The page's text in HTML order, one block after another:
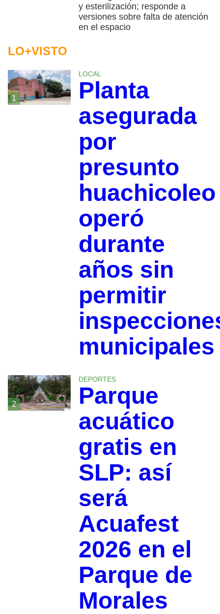
y esterilización; responde a
versiones sobre falta de atención
en el espacio
LO+VISTO
1
LOCAL
Planta
asegurada
por
presunto
huachicoleo
operó
durante
años sin
permitir
municipales
2
DEPORTES
Parque
acuático
gratis en
SLP: así
será
Acuafest
2026 en el
Parque de
Morales